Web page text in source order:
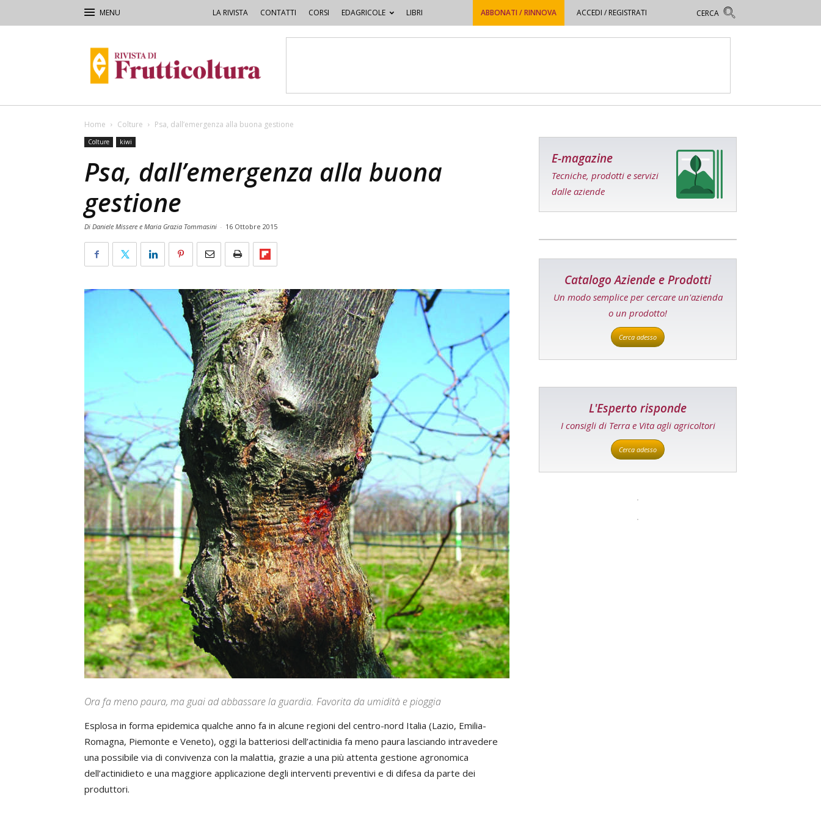
LA RIVISTA CONTATTI CORSI EDAGRICOLE LIBRI ABBONATI / RINNOVA ACCEDI / REGISTRATI
di
Frutticoltura
Home Colture Psa, dall’emergenza alla buona gestione
Colture kiwi
Psa, dall’emergenza alla buona
gestione
Di Daniele Missere e Maria Grazia Tommasini - 16 Ottobre 2015
Ora fa meno paura, ma guai ad abbassare la guardia. Favorita da umidità e pioggia
Esplosa in forma epidemica qualche anno fa in alcune regioni del centro-nord Italia (Lazio, Emilia-
Romagna, Piemonte e Veneto), oggi la batteriosi dell’actinidia fa meno paura lasciando intravedere
una possibile via di convivenza con la malattia, grazie a una più attenta gestione agronomica
dell’actinidieto e una maggiore applicazione degli interventi preventivi e di difesa da parte dei
produttori.
E-magazine
Tecniche, prodotti e servizi
dalle aziende
Catalogo Aziende e Prodotti
Un modo semplice per cercare un'azienda
o un prodotto!
Cerca adesso
L'Esperto risponde
I consigli di Terra e Vita agli agricoltori
Cerca adesso